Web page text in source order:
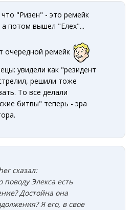
что "Ризен" - это ремейк
а потом вышел "Елех"...
очередной ремейк
увидели как "резидент
решили тоже
То все делали
битвы" теперь - эра
сказал:
поводу Элекса есть
Достойна она
я? Я его, в свое